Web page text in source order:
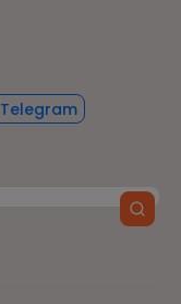
Telegram